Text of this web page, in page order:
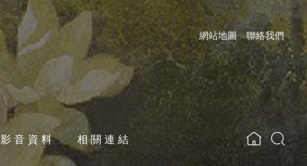
網站地圖 聯絡我們
影音資料 相關連結